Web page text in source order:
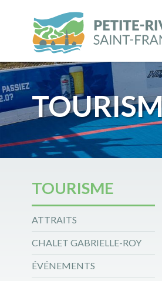
TOURISME
ATTRAITS
CHALET GABRIELLE-ROY
ÉVÉNEMENTS